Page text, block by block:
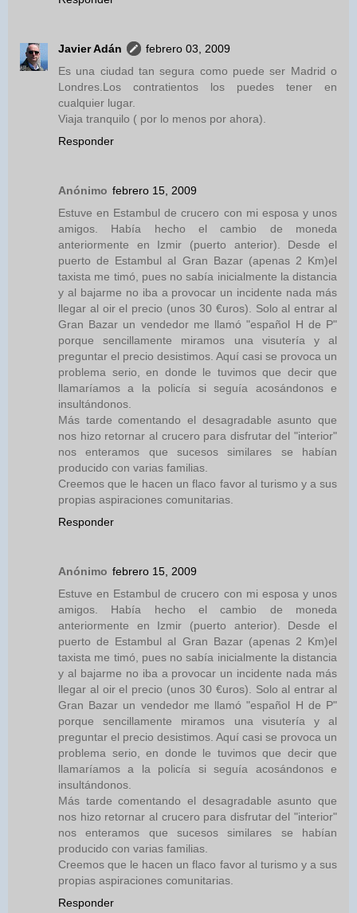
Javier Adán
febrero 03, 2009
Es una ciudad tan segura como puede ser Madrid o
Londres.Los contratientos los puedes tener en
cualquier lugar.
Viaja tranquilo ( por lo menos por ahora).
Responder
Anónimo febrero 15, 2009
Estuve en Estambul de crucero con mi esposa y unos
amigos. Había hecho el cambio de moneda
anteriormente en Izmir (puerto anterior). Desde el
puerto de Estambul al Gran Bazar (apenas 2 Km)el
taxista me timó, pues no sabía inicialmente la distancia
y al bajarme no iba a provocar un incidente nada más
llegar al oir el precio (unos 30 €uros). Solo al entrar al
Gran Bazar un vendedor me llamó "español H de P"
porque sencillamente miramos una visutería y al
preguntar el precio desistimos. Aquí casi se provoca un
problema serio, en donde le tuvimos que decir que
llamaríamos a la policía si seguía acosándonos e
insultándonos.
Más tarde comentando el desagradable asunto que
nos hizo retornar al crucero para disfrutar del "interior"
nos enteramos que sucesos similares se habían
producido con varias familias.
Creemos que le hacen un flaco favor al turismo y a sus
propias aspiraciones comunitarias.
Responder
Anónimo febrero 15, 2009
Estuve en Estambul de crucero con mi esposa y unos
amigos. Había hecho el cambio de moneda
anteriormente en Izmir (puerto anterior). Desde el
puerto de Estambul al Gran Bazar (apenas 2 Km)el
taxista me timó, pues no sabía inicialmente la distancia
y al bajarme no iba a provocar un incidente nada más
llegar al oir el precio (unos 30 €uros). Solo al entrar al
Gran Bazar un vendedor me llamó "español H de P"
porque sencillamente miramos una visutería y al
preguntar el precio desistimos. Aquí casi se provoca un
problema serio, en donde le tuvimos que decir que
llamaríamos a la policía si seguía acosándonos e
insultándonos.
Más tarde comentando el desagradable asunto que
nos hizo retornar al crucero para disfrutar del "interior"
nos enteramos que sucesos similares se habían
producido con varias familias.
Creemos que le hacen un flaco favor al turismo y a sus
propias aspiraciones comunitarias.
Responder